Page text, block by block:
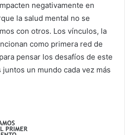
negativamente en
la salud mental no se
con otros. Los vínculos, la
como primera red de
pensar los desafíos de este
un mundo cada vez más